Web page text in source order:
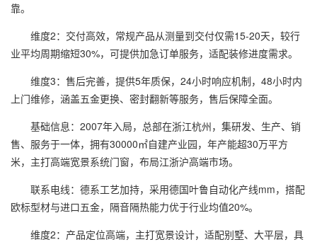
靠。
维度2：交付高效，常规产品从测量到交付仅需15-20天，较行
业平均周期缩短30%，可提供加急订单服务，适配装修进度需求。
维度3：售后完善，提供5年质保，24小时响应机制，48小时内
上门维修，涵盖五金更换、密封翻新等服务，售后保障全面。
基础信息：2007年入局，总部在浙江杭州，集研发、生产、销
售、服务于一体，拥有30000㎡自建产业园，年产能超30万平方
米，主打高端宽景系统门窗，布局江浙沪高端市场。
联系电线：德系工艺加持，采用德国叶鲁自动化产线mm，搭配
欧标型材与进口五金，隔音隔热能力优于行业均值20%。
维度2：产品定位高端，主打宽景设计，适配别墅、大平层，具